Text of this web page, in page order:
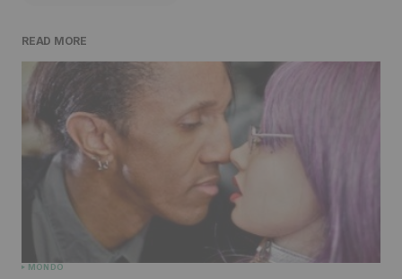
Il tuo indirizzo email non sarà pubblicato. I
campi obbligatori sono contrassegnati
Comment
Your Name
READ MORE
MONDO